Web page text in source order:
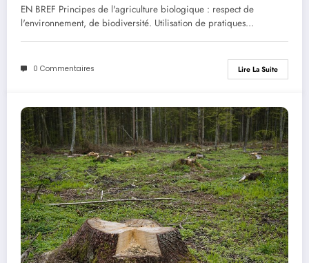
EN BREF Principes de l'agriculture biologique : respect de
l'environnement, de biodiversité. Utilisation de pratiques…
0 Commentaires Lire La Suite